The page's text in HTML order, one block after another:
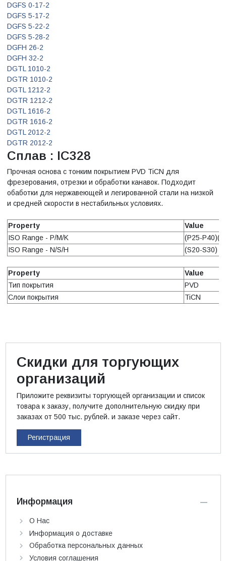
DGFS 0-17-2
DGFS 5-17-2
DGFS 5-22-2
DGFS 5-28-2
DGFH 26-2
DGFH 32-2
DGTL 1010-2
DGTR 1010-2
DGTL 1212-2
DGTR 1212-2
DGTL 1616-2
DGTR 1616-2
DGTL 2012-2
DGTR 2012-2
Сплав : IC328
Прочная основа с тонким покрытием PVD TiCN для
фрезерования, отрезки и обработки канавок. Подходит
обаботки для нержавеющей и легированной стали на низкой
и средней скорости в нестабильных условиях.
Property
Value
ISO Range - P/M/K
(P25-
ISO Range - N/S/H
(S20-S30)
Property
Value
Тип покрытия
PVD
Слои покрытия
TiCN
Скидки для торгующих
организаций
Приложите реквизиты торгующей организации и список
товара к заказу, получите дополнительную скидку при
заказах от 500 тыс. рублей. и заказе через сайт.
Регистрация
Информация
О Нас
Информация о доставке
Обработка персональных данных
Условия соглашения